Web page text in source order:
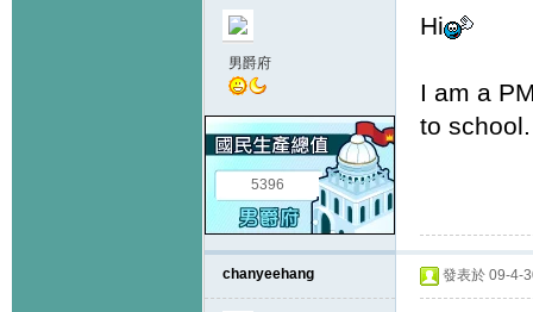
男爵府
5396
Hi
I am a
to school.
chanyeehang 發表於 09-4-